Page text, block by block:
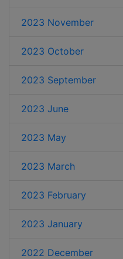
2023 November
2023 October
2023 September
2023 June
2023 May
2023 March
2023 February
2023 January
2022 December